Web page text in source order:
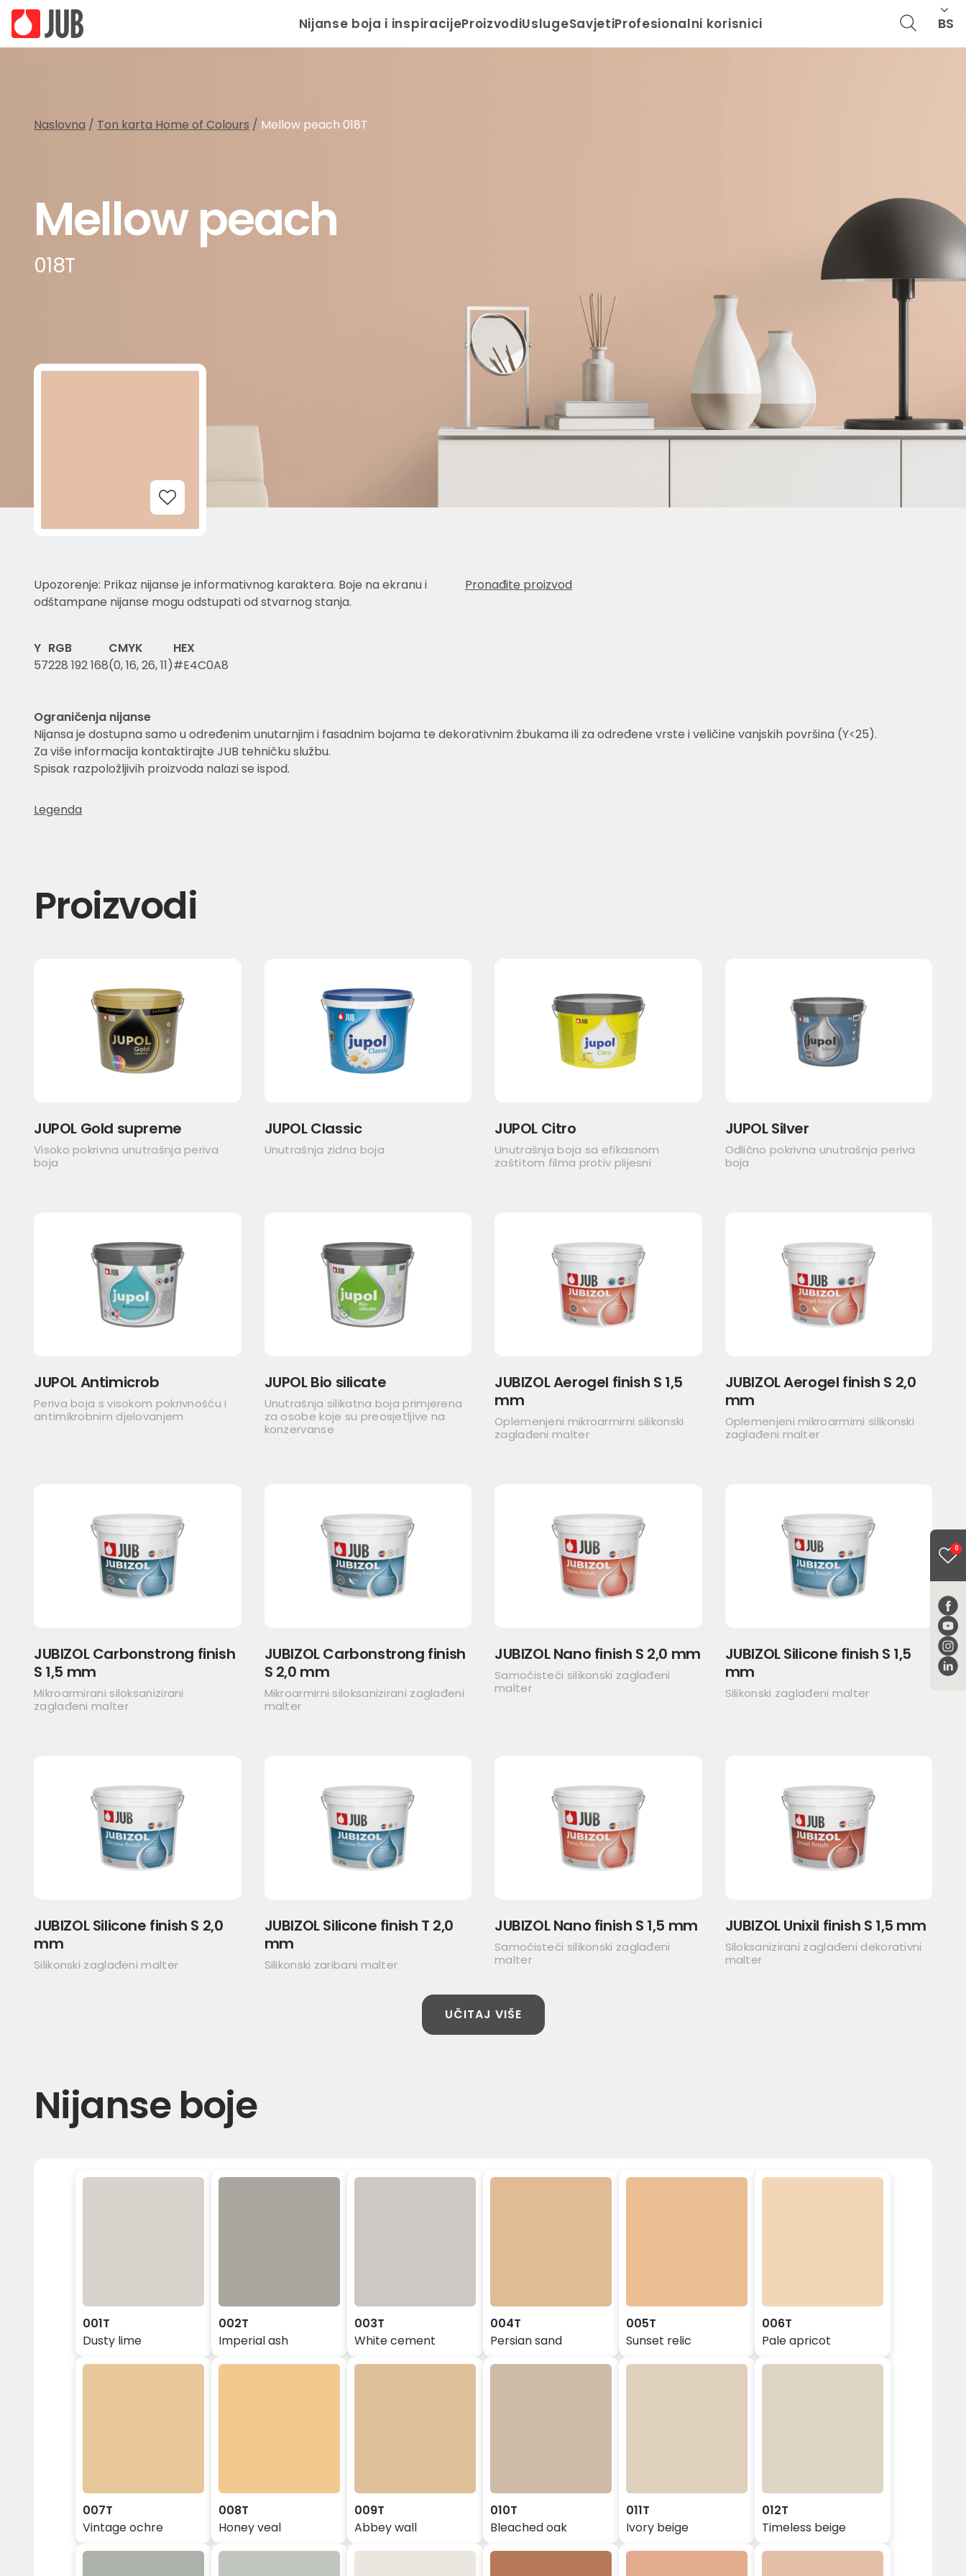
Nijanse boja i inspiracijeProizvodiUslugeSavjetiProfesionalni korisnici BS
0
Naslovna / Ton karta Home of Colours / Mellow peach 018T
Mellow peach
018T
Add to Wishlist
Upozorenje: Prikaz nijanse je informativnog karaktera. Boje na ekranu i
odštampane nijanse mogu odstupati od stvarnog stanja.
Pronađite proizvod
Y
57
RGB
228 192 168
CMYK
(0, 16, 26, 11)
HEX
#E4C0A8
Ograničenja nijanse
Nijansa je dostupna samo u određenim unutarnjim i fasadnim bojama te dekorativnim žbukama ili za određene vrste i veličine vanjskih površina (Y<25).
Za više informacija kontaktirajte JUB tehničku službu.
Spisak razpoložljivih proizvoda nalazi se ispod.
Legenda
Proizvodi
JUPOL Gold supreme
Visoko pokrivna unutrašnja periva
boja
JUPOL Classic
Unutrašnja zidna boja
JUPOL Citro
Unutrašnja boja sa efikasnom
zaštitom filma protiv plijesni
JUPOL Silver
Odlično pokrivna unutrašnja periva
boja
JUPOL Antimicrob
Periva boja s visokom pokrivnošću i
antimikrobnim djelovanjem
JUPOL Bio silicate
Unutrašnja silikatna boja primjerena
za osobe koje su preosjetljive na
konzervanse
JUBIZOL Aerogel finish S 1,5
mm
Oplemenjeni mikroarmirni silikonski
zaglađeni malter
JUBIZOL Aerogel finish S 2,0
mm
Oplemenjeni mikroarmirni silikonski
zaglađeni malter
JUBIZOL Carbonstrong finish
S 1,5 mm
Mikroarmirani siloksanizirani
zaglađeni malter
JUBIZOL Carbonstrong finish
S 2,0 mm
Mikroarmirni siloksanizirani zaglađeni
malter
JUBIZOL Nano finish S 2,0 mm
Samočisteći silikonski zaglađeni
malter
JUBIZOL Silicone finish S 1,5
mm
Silikonski zaglađeni malter
JUBIZOL Silicone finish S 2,0
mm
Silikonski zaglađeni malter
JUBIZOL Silicone finish T 2,0
mm
Silikonski zaribani malter
JUBIZOL Nano finish S 1,5 mm
Samočisteći silikonski zaglađeni
malter
JUBIZOL Unixil finish S 1,5 mm
Siloksanizirani zaglađeni dekorativni
malter
UČITAJ VIŠE
Nijanse boje
001T
Dusty lime
002T
Imperial ash
003T
White cement
004T
Persian sand
005T
Sunset relic
006T
Pale apricot
007T
Vintage ochre
008T
Honey veal
009T
Abbey wall
010T
Bleached oak
011T
Ivory beige
012T
Timeless beige